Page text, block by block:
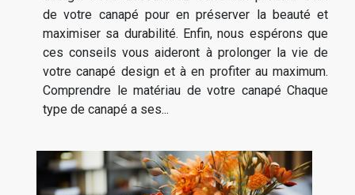
de votre canapé pour en préserver la beauté et
maximiser sa durabilité. Enfin, nous espérons que
ces conseils vous aideront à prolonger la vie de
votre canapé design et à en profiter au maximum.
Comprendre le matériau de votre canapé Chaque
type de canapé a ses...